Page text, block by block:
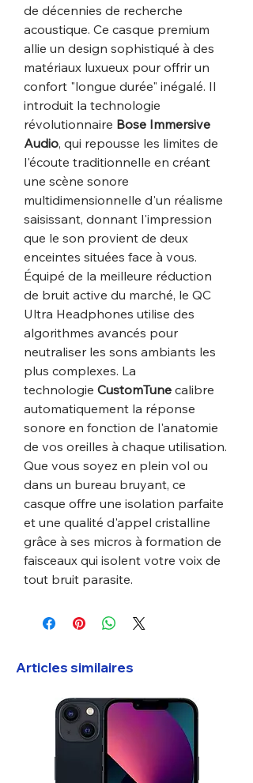
de décennies de recherche
acoustique. Ce casque premium
allie un design sophistiqué à des
matériaux luxueux pour offrir un
confort "longue durée" inégalé. Il
introduit la technologie
révolutionnaire Bose Immersive
Audio, qui repousse les limites de
l'écoute traditionnelle en créant
une scène sonore
multidimensionnelle d'un réalisme
saisissant, donnant l'impression
que le son provient de deux
enceintes situées face à vous.
Équipé de la meilleure réduction
de bruit active du marché, le QC
Ultra Headphones utilise des
algorithmes avancés pour
neutraliser les sons ambiants les
plus complexes. La
technologie CustomTune calibre
automatiquement la réponse
sonore en fonction de l'anatomie
de vos oreilles à chaque utilisation.
Que vous soyez en plein vol ou
dans un bureau bruyant, ce
casque offre une isolation parfaite
et une qualité d'appel cristalline
grâce à ses micros à formation de
faisceaux qui isolent votre voix de
tout bruit parasite.
Articles similaires